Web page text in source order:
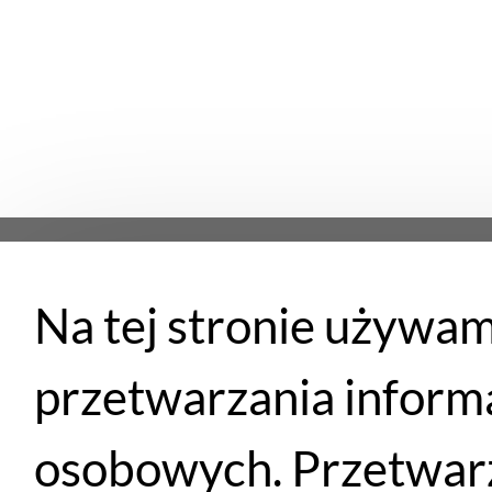
Płatności
eRaty
Płatność przy
odbiorze
Na tej stronie
przetwarzania
osobowych.